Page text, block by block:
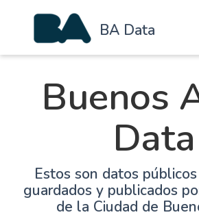
BA Data
Buenos
Data
Estos son datos
guardados y publicados
de la Ciudad de